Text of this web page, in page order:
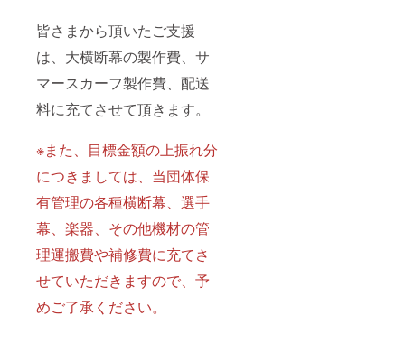
皆さまから頂いたご支援
は、大横断幕の製作費、サ
マースカーフ製作費、配送
料に充てさせて頂きます。
※また、目標金額の上振れ分
につきましては、当団体保
有管理の各種横断幕、選手
幕、楽器、その他機材の管
理運搬費や補修費に充てさ
せていただきますので、予
めご了承ください。